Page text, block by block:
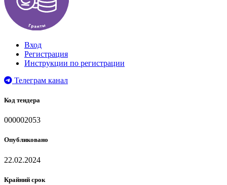
Вход
Регистрация
Инструкции по регистрации
Телеграм канал
Код тендера
000002053
Опубликовано
22.02.2024
Крайний срок